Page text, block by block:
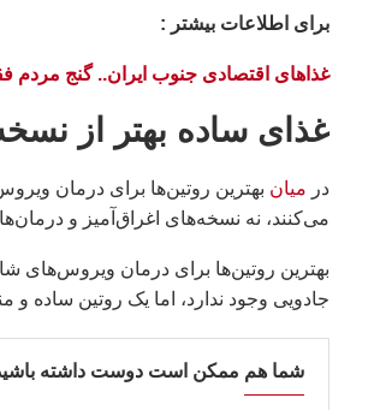
براى اطلاعات بيشتر :
غذاهای اقتصادی جنوب ایران.. گنج مردم
غذای ساده بهتر از
در میان بهترین روتین‌ها برای درمان
می‌کنند، نه نسخه‌های اغراق‌آمیز و
بهترین روتین‌ها برای درمان ویروس‌های
جادویی وجود ندارد، اما یک روتین ساده
شما هم ممکن است دوست داشته